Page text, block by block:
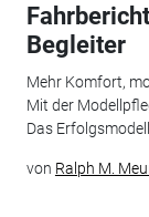
Begleiter
Mehr Komfort,
Mit der
Das
von Ralph M.